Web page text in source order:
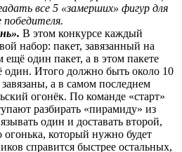
все 5 «замерших» фигур для
победителя.
В этом конкурсе каждый
набор: пакет, завязанный на
ещё один пакет, а в этом пакете
один. Итого должно быть около 10
а в самом последнем
огонёк. По команде «старт»
разбирать «пирамиду» из
один и доставать второй,
огонька, который нужно будет
справится быстрее остальных,